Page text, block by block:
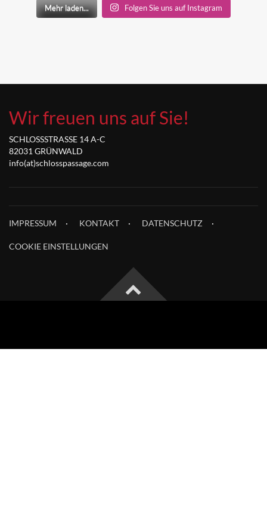
Mehr laden... Folgen Sie uns auf Instagram
Wir freuen uns auf Sie!
SCHLOSSSTRASSE 14 A-C
82031 GRÜNWALD
info(at)schlosspassage.com
IMPRESSUM KONTAKT DATENSCHUTZ
COOKIE EINSTELLUNGEN